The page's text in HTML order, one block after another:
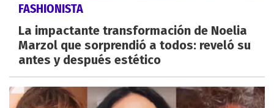
FASHIONISTA
La impactante transformación de Noelia
Marzol que sorprendió a todos: reveló su
antes y después estético